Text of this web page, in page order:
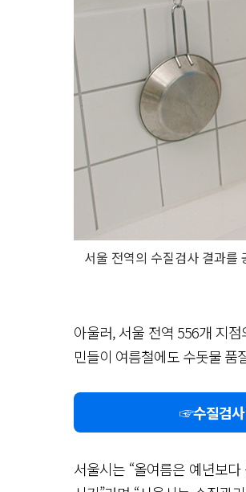
서울 전역의 수질검사 결과를
아울러, 서울 전역 556개 지
민들이 여름철에도 수돗물 품
☞수질검사
서울시는 “올여름은 예년보